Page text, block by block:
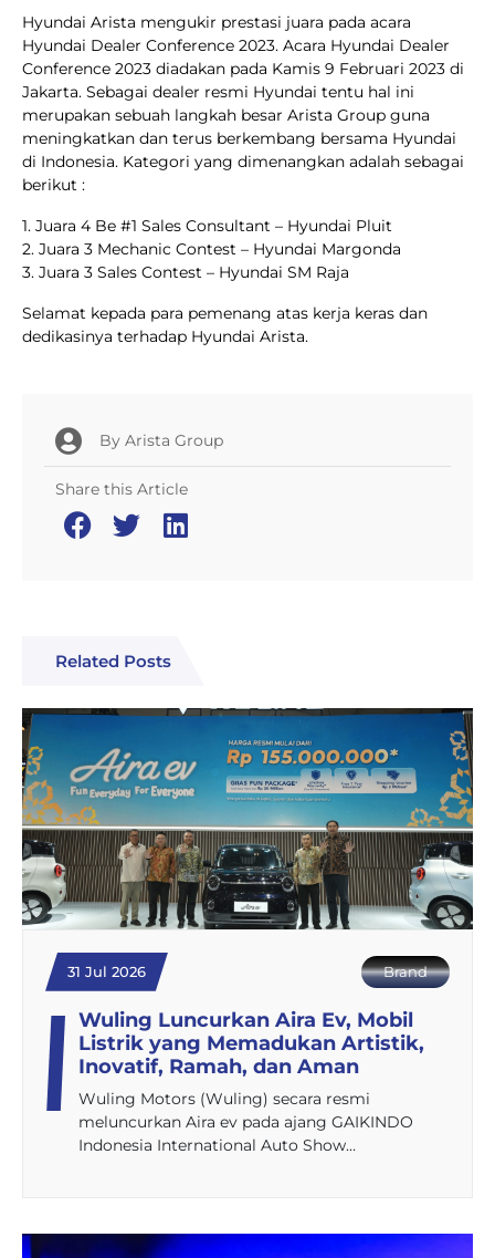
Hyundai Arista mengukir prestasi juara pada acara
Hyundai Dealer Conference 2023. Acara Hyundai Dealer
Conference 2023 diadakan pada Kamis 9 Februari 2023 di
Jakarta. Sebagai dealer resmi Hyundai tentu hal ini
merupakan sebuah langkah besar Arista Group guna
meningkatkan dan terus berkembang bersama Hyundai
di Indonesia. Kategori yang dimenangkan adalah sebagai
berikut :
1. Juara 4 Be #1 Sales Consultant – Hyundai Pluit
2. Juara 3 Mechanic Contest – Hyundai Margonda
3. Juara 3 Sales Contest – Hyundai SM Raja
Selamat kepada para pemenang atas kerja keras dan
dedikasinya terhadap Hyundai Arista.
By Arista Group
Share this Article
Related Posts
31 Jul 2026 Brand
Wuling Luncurkan Aira Ev, Mobil
Listrik yang Memadukan Artistik,
Inovatif, Ramah, dan Aman
Wuling Motors (Wuling) secara resmi
meluncurkan Aira ev pada ajang GAIKINDO
Indonesia International Auto Show…